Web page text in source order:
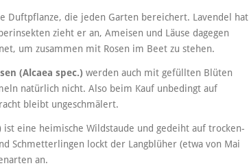
Duftpflanze, die jeden Garten bereichert. Lavendel hat
zieht er an, Ameisen und Läuse dagegen
um zusammen mit Rosen im Beet zu stehen.
(Alcaea spec.) werden auch mit gefüllten Blüten
natürlich nicht. Also beim Kauf unbedingt auf
bleibt ungeschmälert.
ist eine heimische Wildstaude und gedeiht auf trocken-
Schmetterlingen lockt der Langblüher (etwa von Mai
an.